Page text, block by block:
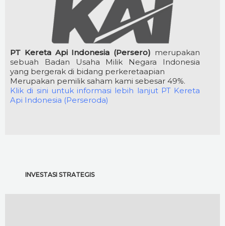
PT Kereta Api Indonesia (Persero) merupakan
sebuah Badan Usaha Milik Negara Indonesia
yang bergerak di bidang perkeretaapian
Merupakan pemilik saham kami sebesar 49%.
Klik di sini untuk informasi lebih lanjut PT Kereta
Api Indonesia (Perseroda)
INVESTASI STRATEGIS